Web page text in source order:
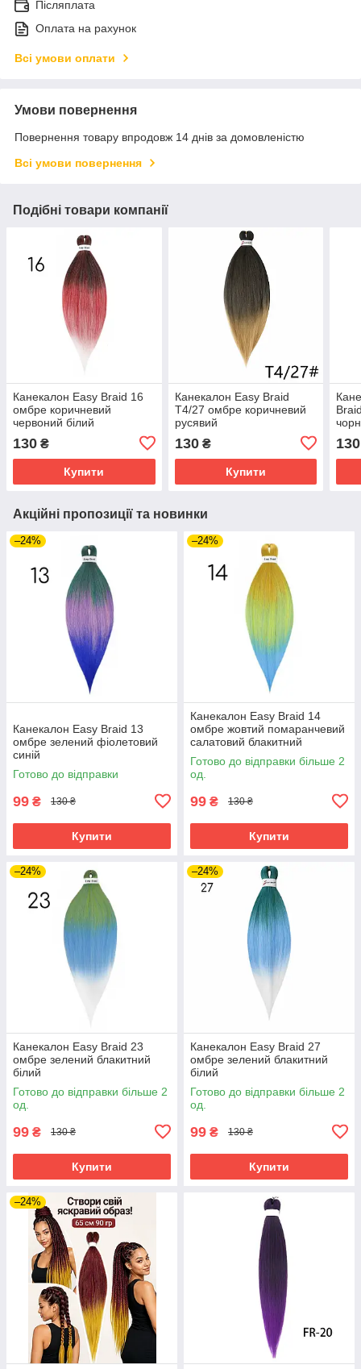
Післяплата
Оплата на рахунок
Всі умови оплати
Умови повернення
Повернення товару впродовж 14 днів за домовленістю
Всі умови повернення
Подібні товари компанії
Канекалон Easy Braid 16
омбре коричневий
червоний білий
130 ₴
Купити
Канекалон Easy Braid
T4/27 омбре коричневий
русявий
130₴
Купити
130
Акційні пропозиції та новинки
–24%
Канекалон Easy Braid 13
омбре зелений фіолетовий
синій
Готово до відправки
99 ₴ 130 ₴
Купити
–24%
Канекалон Easy Braid 14
омбре жовтий помаранчевий
салатовий блакитний
Готово до відправки більше 2
од.
99 ₴ 130 ₴
Купити
–24%
Канекалон Easy Braid 23
омбре зелений блакитний
білий
Готово до відправки більше 2
од.
99 ₴ 130 ₴
Купити
–24%
Канекалон Easy Braid 27
омбре зелений блакитний
білий
Готово до відправки більше 2
од.
99 ₴ 130 ₴
Купити
–24%